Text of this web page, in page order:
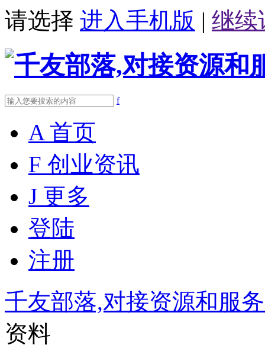
请选择 进入手机版 | 继续
f
A 首页
F 创业资讯
J 更多
登陆
注册
千友部落,对接资源和服
资料